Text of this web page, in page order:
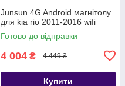
Junsun 4G Android магнітолу
для kia rio 2011-2016 wifi
Готово до відправки
4 004 ₴ 4 449 ₴
Купити